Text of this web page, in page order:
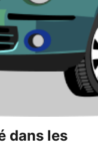
dans les